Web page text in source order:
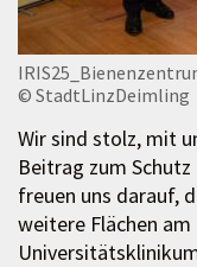
© StadtLinzDeimling
Wir sind stolz, mit
Beitrag zum
freuen uns darauf,
weitere Flächen am